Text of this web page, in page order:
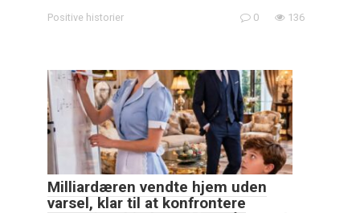
Positive historier 0 136
Milliardæren vendte hjem uden
varsel, klar til at konfrontere